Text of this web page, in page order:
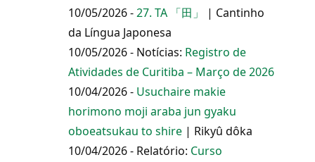
10/05/2026 -27. TA 「田」
| Cantinho
da Língua Japonesa
10/05/2026 - Notícias: Registro de
Atividades de Curitiba – Março de 2026
10/04/2026 - Usuchaire makie
horimono moji araba jun gyaku
oboeatsukau to shire | Rikyû dôka
10/04/2026 - Relatório: Curso